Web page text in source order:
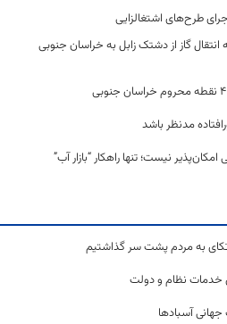
طرح‌های اشتغالزایی
خط لوله انتقال گاز از دشتک زابل به خراسان جنوبی
مدنظر باشد
نیست؛ تنها راهکار “بازار آب”
به مردم پشت سر گذاشتیم
خدمات نظام و دولت
آسبادها